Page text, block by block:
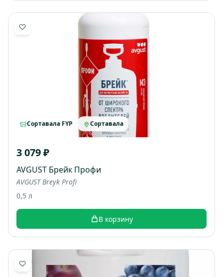
Сортавала FYP Сортавала
3 079 ₽
AVGUST Брейк Профи
AVGUST Breyk Profi
0,5 л
В корзину